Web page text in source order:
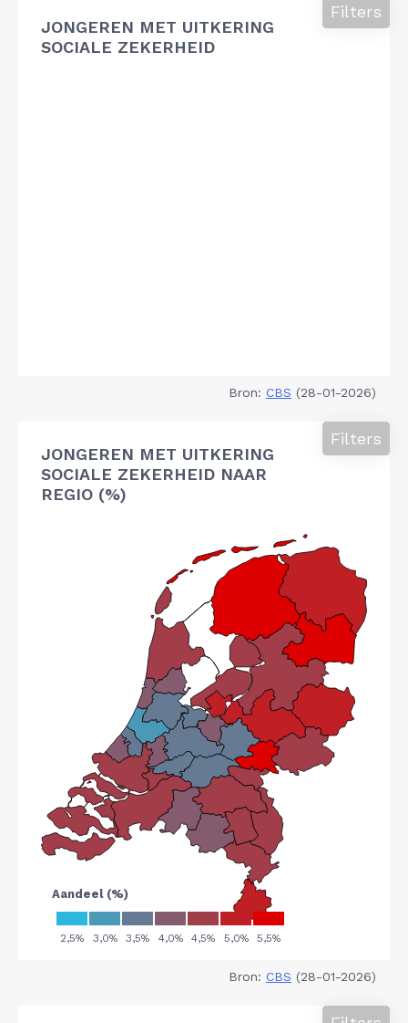
JONGEREN MET UITKERING
SOCIALE ZEKERHEID
Filters
Bron: CBS (28-01-2026)
JONGEREN MET UITKERING
SOCIALE ZEKERHEID NAAR
REGIO (%)
Filters
Bron: CBS (28-01-2026)